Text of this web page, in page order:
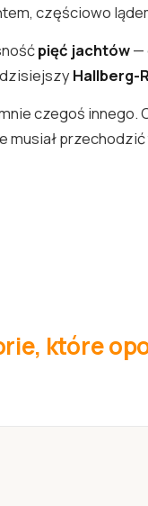
częściowo
pięć jachtów—
Hallberg-
czegoś innego.
musiał
które